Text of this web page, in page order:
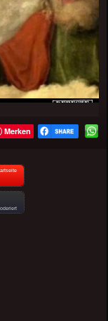
Merken